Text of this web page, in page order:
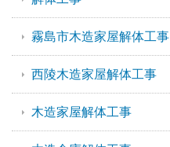
霧島市木造家屋解体工事
西陵木造家屋解体工事
木造家屋解体工事